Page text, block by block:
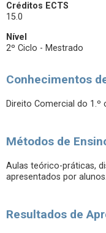
Créditos ECTS
15.0
Nível
2º Ciclo - Mestrado
Conhecimentos
Direito Comercial do 1.º
Métodos de
Aulas teórico-práticas,
apresentados por
Resultados de